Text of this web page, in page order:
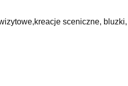
sceniczne, bluzki,